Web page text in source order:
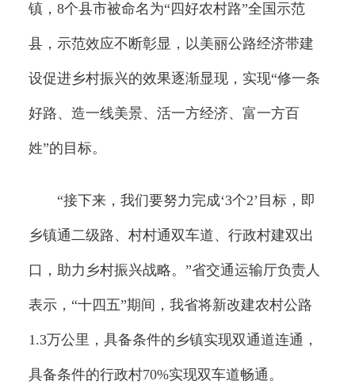
镇，8个县市被命名为“四好农村路”全国示范
县，示范效应不断彰显，以美丽公路经济带建
设促进乡村振兴的效果逐渐显现，实现“修一条
好路、造一线美景、活一方经济、富一方百
姓”的目标。
“接下来，我们要努力完成‘3个2’目标，即
乡镇通二级路、村村通双车道、行政村建双出
口，助力乡村振兴战略。”省交通运输厅负责人
表示，“十四五”期间，我省将新改建农村公路
1.3万公里，具备条件的乡镇实现双通道连通，
具备条件的行政村70%实现双车道畅通。